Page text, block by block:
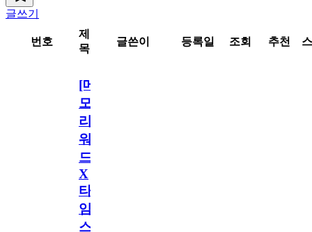
글쓰기
번호
제
목
글쓴이 등록일 조회 추천
[메
모
리
워
드
X
타
임
스